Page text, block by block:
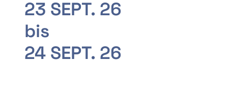
23 SEPT. 26
bis
24 SEPT. 26